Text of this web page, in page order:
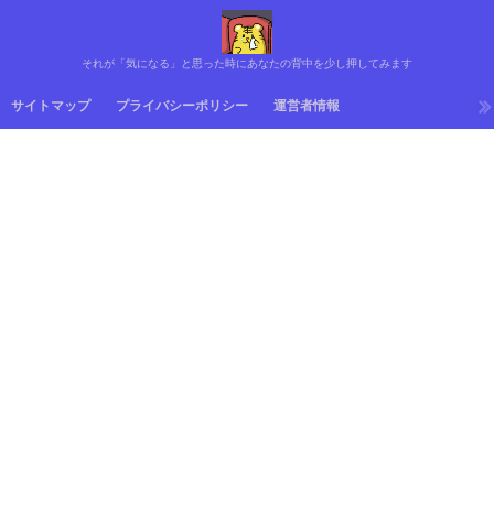
それが「気になる」と思った時にあなたの背中を少し押してみます
サイトマップ プライバシーポリシー 運営者情報